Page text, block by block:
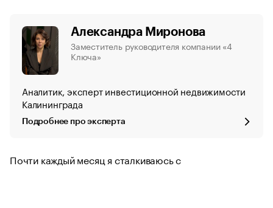
Александра Миронова
Заместитель руководителя компании «4
Ключа»
Аналитик, эксперт инвестиционной недвижимости
Калининграда
Подробнее про эксперта
Почти каждый месяц я сталкиваюсь с